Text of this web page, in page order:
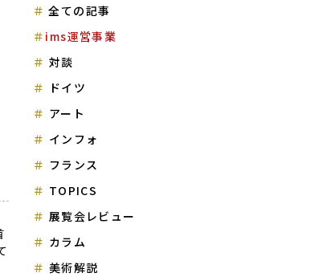
全ての記事
ims運営事業
対談
ドイツ
アート
インフォ
フランス
TOPICS
展覧会レビュー
カラム
美術解説